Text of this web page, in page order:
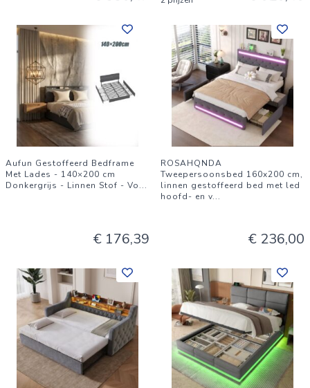
Aufun Gestoffeerd Bedframe
Met Lades - 140×200 cm
Donkergrijs - Linnen Stof - Vo...
€ 176,39
ROSAHQNDA
Tweepersoonsbed 160x200 cm,
linnen gestoffeerd bed met led
hoofd- en v...
€ 236,00